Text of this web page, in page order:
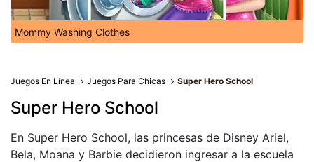
Mommy Washing Clothes
Juegos En Línea Juegos Para Chicas Super Hero School
Super Hero School
En Super Hero School, las princesas de Disney Ariel,
Bela, Moana y Barbie decidieron ingresar a la escuela